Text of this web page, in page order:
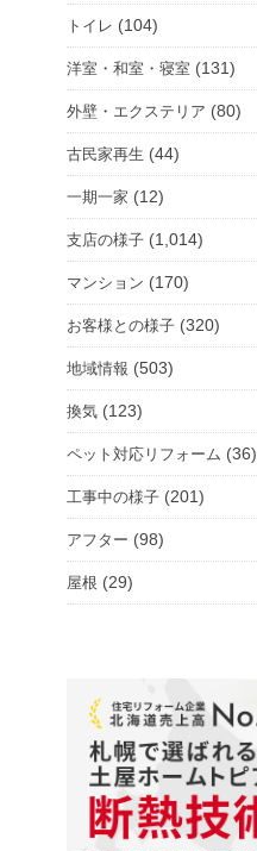
トイレ (104)
洋室・和室・寝室 (131)
外壁・エクステリア (80)
古民家再生 (44)
一期一家 (12)
支店の様子 (1,014)
マンション (170)
お客様との様子 (320)
地域情報 (503)
換気 (123)
ペット対応リフォーム (36)
工事中の様子 (201)
アフター (98)
屋根 (29)